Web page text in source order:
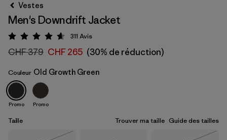
Old Growth Green
Vestes
Men's Downdrift Jacket
Évaluation: 4.6 / 5
311 Avis
CHF 379 CHF 265 (30% de réduction)
Couleur Old Growth Green
Promo Promo
Taille Trouver ma taille Guide des tailles